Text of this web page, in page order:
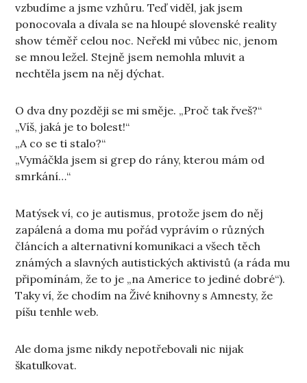
vzbudíme a jsme vzhůru. Teď viděl, jak jsem
ponocovala a dívala se na hloupé slovenské reality
show téměř celou noc. Neřekl mi vůbec nic, jenom
se mnou ležel. Stejně jsem nemohla mluvit a
nechtěla jsem na něj dýchat.
O dva dny později se mi směje. „Proč tak řveš?“
„Víš, jaká je to bolest!“
„A co se ti stalo?“
„Vymáčkla jsem si grep do rány, kterou mám od
smrkání…“
Matýsek ví, co je autismus, protože jsem do něj
zapálená a doma mu pořád vyprávím o různých
článcích a alternativní komunikaci a všech těch
známých a slavných autistických aktivistů (a ráda mu
připomínám, že to je „na Americe to jediné dobré“).
Taky ví, že chodím na Živé knihovny s Amnesty, že
píšu tenhle web.
Ale doma jsme nikdy nepotřebovali nic nijak
škatulkovat.